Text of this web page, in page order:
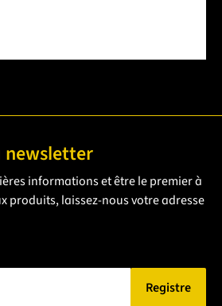
newsletter
informations et être le premier à
produits, laissez-nous votre adresse
Registre